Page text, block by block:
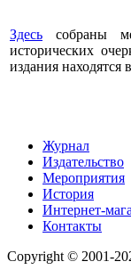
Здесь собраны
исторических
издания находятся
Журнал
Издательство
Мероприятия
История
Интернет-
Контакты
Copyright © 2001-